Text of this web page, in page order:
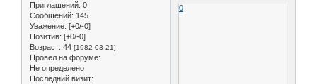
Приглашений: 0
Сообщений: 145
Уважение: [+0/-0]
Позитив: [+0/-0]
Возраст: 44 [1982-03-21]
Провел на форуме:
Не определено
Последний визит:
0